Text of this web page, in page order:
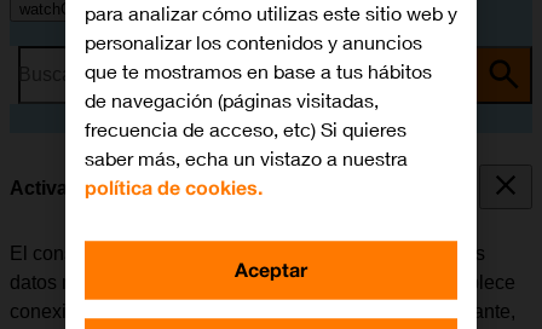
watchOS 11
Busca por problema o tema
Activar o desactivar los datos móviles
El consumo de datos se puede limitar, desactivando los
datos móviles. Haciendo esto, el Apple Watch no establece
conexión con internet a través de la red móvil. No obstante,
para analizar cómo utilizas este sitio web y
personalizar los contenidos y anuncios
que te mostramos en base a tus hábitos
de navegación (páginas visitadas,
frecuencia de acceso, etc) Si quieres
saber más, echa un vistazo a nuestra
política de cookies.
Aceptar